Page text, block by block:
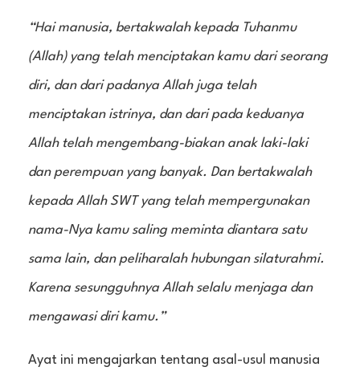
“Hai manusia, bertakwalah kepada Tuhanmu
(Allah) yang telah menciptakan kamu dari seorang
diri, dan dari padanya Allah juga telah
menciptakan istrinya, dan dari pada keduanya
Allah telah mengembang-biakan anak laki-laki
dan perempuan yang banyak. Dan bertakwalah
kepada Allah SWT yang telah mempergunakan
nama-Nya kamu saling meminta diantara satu
sama lain, dan peliharalah hubungan silaturahmi.
Karena sesungguhnya Allah selalu menjaga dan
mengawasi diri kamu.”
Ayat ini mengajarkan tentang asal-usul manusia